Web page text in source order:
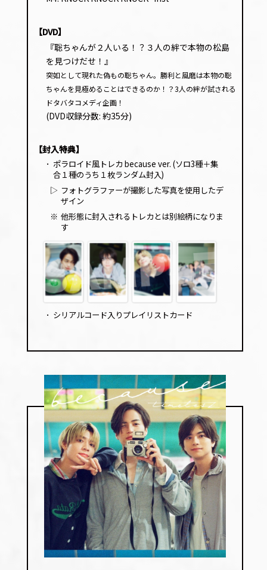
レー
【DVD】
『聡ちゃんが２人いる！？３人の絆で本物の松島
を見つけだせ！』
突如として現れた偽もの聡ちゃん。勝利と風磨は本物の聡
ちゃんを見極めることはできるのか！？3人の絆が試される
ドタバタコメディ企画！
(DVD収録分数: 約35分)
【封入特典】
･ ポラロイド風トレカ because ver. (ソロ3種＋集
合１種のうち１枚ランダム封入)
▷ フォトグラファーが撮影した写真を使用したデ
ザイン
※ 他形態に封入されるトレカとは別絵柄になりま
す
･ シリアルコード入りプレイリストカード